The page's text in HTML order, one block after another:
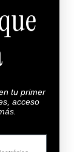
tu primer
acceso